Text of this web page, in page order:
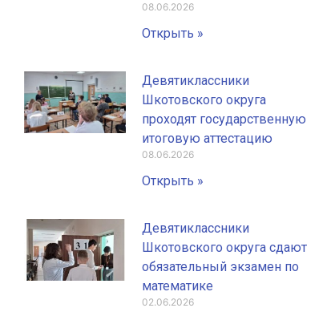
08.06.2026
Открыть »
Девятиклассники
Шкотовского округа
проходят государственную
итоговую аттестацию
08.06.2026
Открыть »
Девятиклассники
Шкотовского округа сдают
обязательный экзамен по
математике
02.06.2026